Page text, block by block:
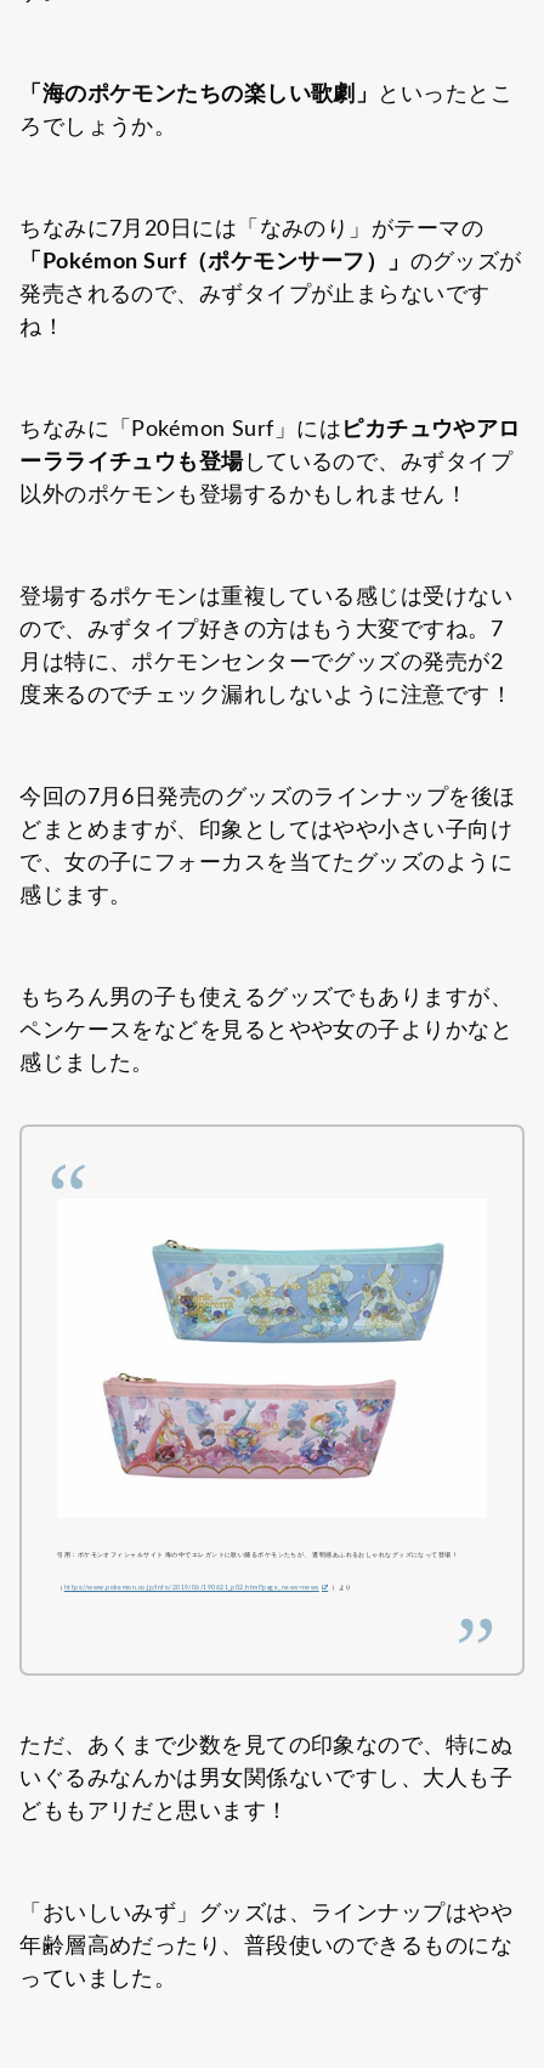
「海のポケモンたちの楽しい歌劇」
といったとこ
ろでしょうか。
ちなみに7月20日には「なみのり」がテーマの
「Pokémon Surf（ポケモンサーフ）」 のグッズが
発売されるので、みずタイプが止まらないです
ね！
ちなみに「Pokémon Surf」には ピカチュウやアロ
ーラライチュウも登場しているので、みずタイプ
以外のポケモンも登場するかもしれません！
登場するポケモンは重複している感じは受けない
ので、みずタイプ好きの方はもう大変ですね。7
月は特に、ポケモンセンターでグッズの発売が2
度来るのでチェック漏れしないように注意です！
今回の7月6日発売のグッズのラインナップを後ほ
どまとめますが、印象としてはやや小さい子向け
で、女の子にフォーカスを当てたグッズのように
感じます。
もちろん男の子も使えるグッズでもありますが、
ペンケースをなどを見るとやや女の子よりかなと
感じました。
引用：ポケモンオフィシャルサイト 海の中でエレガントに歌い踊るポケモンたちが、 透明感あふれるおしゃれなグッズになって登場！
https://www.pokemon.co.jp/info/2019/06/190621_p02.html?page_news=news ）より
ただ、あくまで少数を見ての印象なので、特にぬ
いぐるみなんかは男女関係ないですし、大人も子
どももアリだと思います！
「おいしいみず」グッズは、ラインナップはやや
年齢層高めだったり、普段使いのできるものにな
っていました。